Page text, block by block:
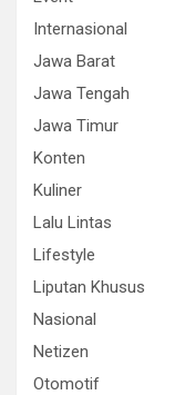
Internasional
Jawa Barat
Jawa Tengah
Jawa Timur
Konten
Kuliner
Lalu Lintas
Lifestyle
Liputan Khusus
Nasional
Netizen
Otomotif